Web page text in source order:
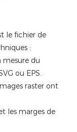
le fichier de
:
mesure du
ou EPS.
raster ont
les marges de